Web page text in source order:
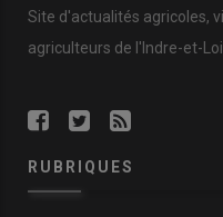
Site d'actualités agricoles,
agriculteurs de l'Indre-et-
RUBRIQUES